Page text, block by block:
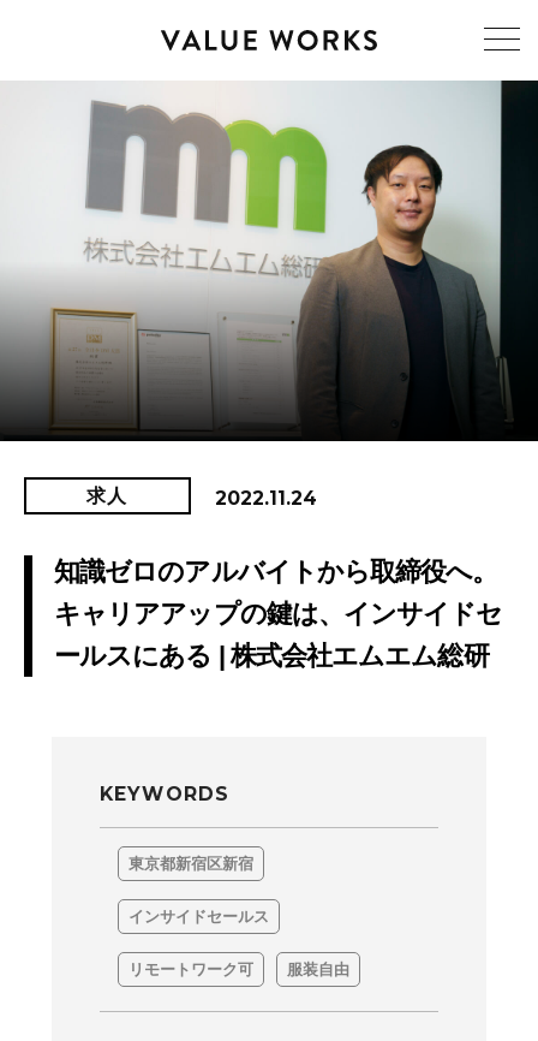
求人 2022.11.24
知識ゼロのアルバイトから取締役へ。
キャリアアップの鍵は、インサイドセ
ールスにある | 株式会社エムエム総研
KEYWORDS
東京都新宿区新宿
インサイドセールス
リモートワーク可 服装自由